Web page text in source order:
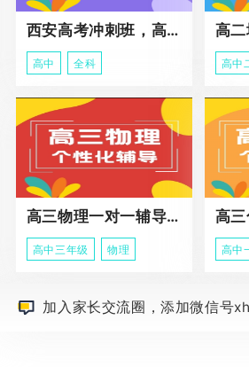
西安高考冲刺班，高三全科辅导
高中 全科 高中
高三物理一对一辅导课程
高中三年级 物理 高中
加入家长交流圈，添加微信号